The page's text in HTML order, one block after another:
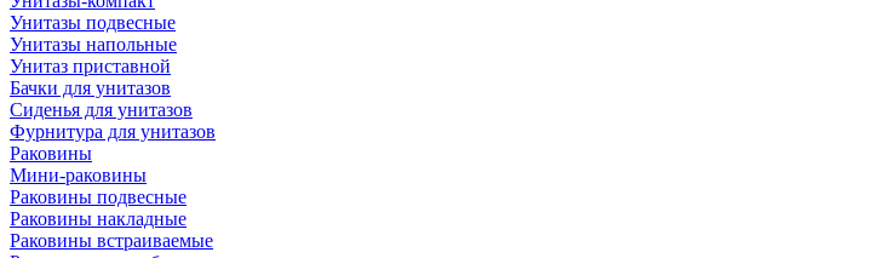
Унитазы подвесные
Унитазы напольные
Унитаз приставной
Бачки для унитазов
Сиденья для унитазов
Фурнитура для унитазов
Раковины
Мини-раковины
Раковины подвесные
Раковины накладные
Раковины встраиваемые